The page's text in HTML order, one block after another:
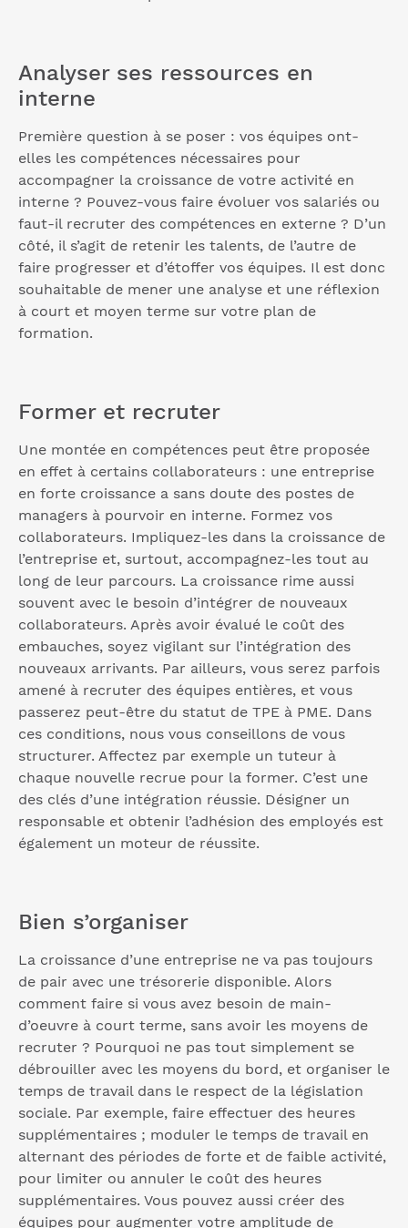
Analyser ses ressources en
interne
Première question à se poser : vos équipes ont-
elles les compétences nécessaires pour
accompagner la croissance de votre activité en
interne ? Pouvez-vous faire évoluer vos salariés ou
faut-il recruter des compétences en externe ? D’un
côté, il s’agit de retenir les talents, de l’autre de
faire progresser et d’étoffer vos équipes. Il est donc
souhaitable de mener une analyse et une réflexion
à court et moyen terme sur votre plan de
formation.
Former et recruter
Une montée en compétences peut être proposée
en effet à certains collaborateurs : une entreprise
en forte croissance a sans doute des postes de
managers à pourvoir en interne. Formez vos
collaborateurs. Impliquez-les dans la croissance de
l’entreprise et, surtout, accompagnez-les tout au
long de leur parcours. La croissance rime aussi
souvent avec le besoin d’intégrer de nouveaux
collaborateurs. Après avoir évalué le coût des
embauches, soyez vigilant sur l’intégration des
nouveaux arrivants. Par ailleurs, vous serez parfois
amené à recruter des équipes entières, et vous
passerez peut-être du statut de TPE à PME. Dans
ces conditions, nous vous conseillons de vous
structurer. Affectez par exemple un tuteur à
chaque nouvelle recrue pour la former. C’est une
des clés d’une intégration réussie. Désigner un
responsable et obtenir l’adhésion des employés est
également un moteur de réussite.
Bien s’organiser
La croissance d’une entreprise ne va pas toujours
de pair avec une trésorerie disponible. Alors
comment faire si vous avez besoin de main-
d’oeuvre à court terme, sans avoir les moyens de
recruter ? Pourquoi ne pas tout simplement se
débrouiller avec les moyens du bord, et organiser le
temps de travail dans le respect de la législation
sociale. Par exemple, faire effectuer des heures
supplémentaires ; moduler le temps de travail en
alternant des périodes de forte et de faible activité,
pour limiter ou annuler le coût des heures
supplémentaires. Vous pouvez aussi créer des
équipes pour augmenter votre amplitude de